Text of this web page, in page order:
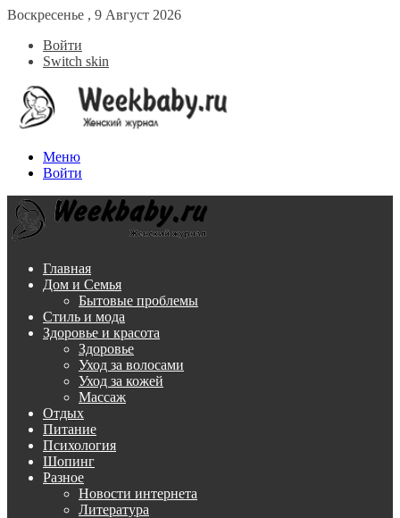
Воскресенье , 9 Август 2026
Войти
Switch skin
Меню
Войти
Главная
Дом и Семья
Бытовые проблемы
Стиль и мода
Здоровье и красота
Здоровье
Уход за волосами
Уход за кожей
Массаж
Отдых
Питание
Психология
Шопинг
Разное
Новости интернета
Литература